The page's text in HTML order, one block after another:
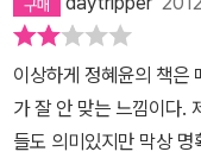
는 농부 할머니는 쓸모
읽는 시간을 보내고, 여
느끼지만 표현하지 못하
는다. 아흔 살이 넘은 택
랑 때문에 우수에 젖곤 하
이상하게 정혜윤의 책은
가 잘 안 맞는 느낌이다.
들도 의미있지만 막상